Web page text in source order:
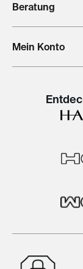
Beratung
Mein Konto